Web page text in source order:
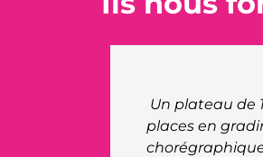
Le
Un plateau de 150 m2,
places en gradins, un
chorégraphiques des 6